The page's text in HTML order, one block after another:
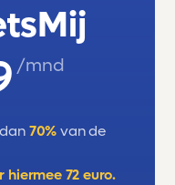
/mnd
70% van de
hiermee 72 euro.